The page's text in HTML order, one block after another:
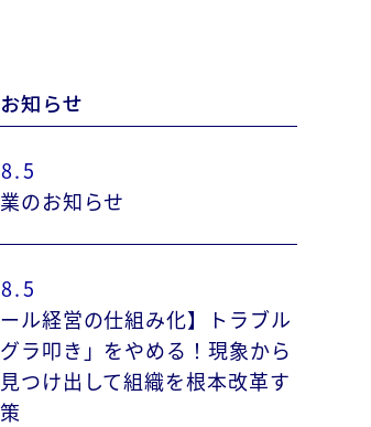
知らせ
のお知らせ
ール経営の仕組み化】トラブル
ラ叩き」をやめる！現象から
つけ出して組織を根本改革す